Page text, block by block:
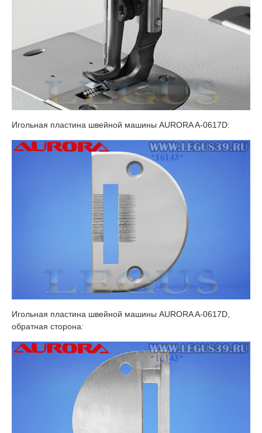
Игольная пластина швейной машины AURORA A-0617D:
Игольная пластина швейной машины AURORA A-0617D,
обратная сторона: